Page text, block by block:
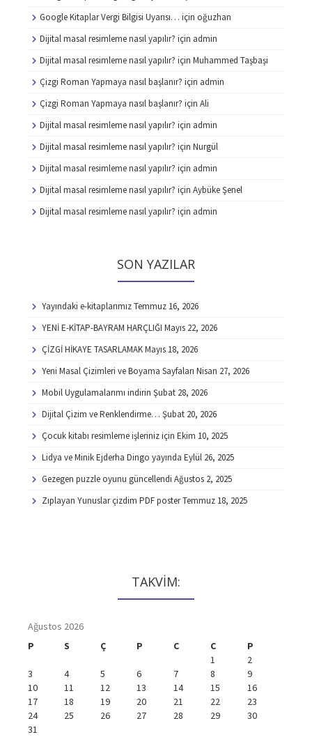
Google Kitaplar Vergi Bilgisi Uyarısı… için oğuzhan
Dijital masal resimleme nasıl yapılır? için admin
Dijital masal resimleme nasıl yapılır? için Muhammed Taşbaşi
Çizgi Roman Yapmaya nasıl başlanır? için admin
Çizgi Roman Yapmaya nasıl başlanır? için Ali
Dijital masal resimleme nasıl yapılır? için admin
Dijital masal resimleme nasıl yapılır? için Nurgül
Dijital masal resimleme nasıl yapılır? için admin
Dijital masal resimleme nasıl yapılır? için Aybüke Şenel
Dijital masal resimleme nasıl yapılır? için admin
SON YAZILAR
Yayındaki e-kitaplarımızTemmuz 16, 2026
YENİ E-KİTAP-BAYRAM HARÇLIĞI Mayıs 22, 2026
ÇİZGİ HİKAYE TASARLAMAKMayıs 18, 2026
Yeni Masal Çizimleri ve Boyama Sayfaları Nisan 27, 2026
Mobil Uygulamalarımı indirin Şubat 28, 2026
Dijital Çizim ve Renklendirme… Şubat 20, 2026
Çocuk kitabı resimleme işleriniz için Ekim 10, 2025
Lidya ve Minik Ejderha Dingo yayında Eylül 26, 2025
Gezegen puzzle oyunu güncellendi Ağustos 2, 2025
Zıplayan Yunuslar çizdim PDF posterTemmuz 18, 2025
TAKVİM:
Ağustos 2026
P
S Ç P C C
P
1
2
3
4 5 6 7 8
9
10
11 12 13 14 15
16
17
18 19 20 21 22
23
24
25 26 27 28 29
30
31